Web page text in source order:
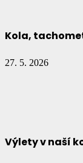
Kola,
27. 5. 2026
Výlety v naší